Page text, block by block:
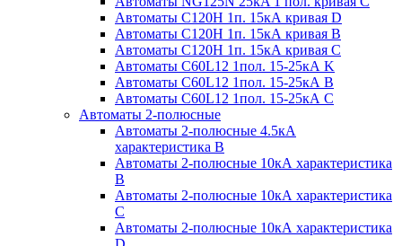
Автоматы С120H 1п. 15кА кривая D
Автоматы С120H 1п. 15кА кривая В
Автоматы С120H 1п. 15кА кривая С
Автоматы С60L12 1пол. 15-25кА K
Автоматы С60L12 1пол. 15-25кА В
Автоматы С60L12 1пол. 15-25кА С
Автоматы 2-полюсные
Автоматы 2-полюсные 4.5кА
характеристика В
Автоматы 2-полюсные 10кА характеристика
B
Автоматы 2-полюсные 10кА характеристика
C
Автоматы 2-полюсные 10кА характеристика